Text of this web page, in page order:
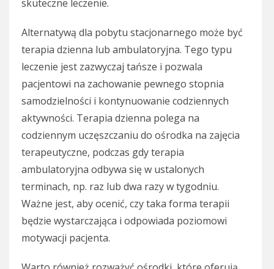
skuteczne leczenie.
Alternatywą dla pobytu stacjonarnego może być
terapia dzienna lub ambulatoryjna. Tego typu
leczenie jest zazwyczaj tańsze i pozwala
pacjentowi na zachowanie pewnego stopnia
samodzielności i kontynuowanie codziennych
aktywności. Terapia dzienna polega na
codziennym uczęszczaniu do ośrodka na zajęcia
terapeutyczne, podczas gdy terapia
ambulatoryjna odbywa się w ustalonych
terminach, np. raz lub dwa razy w tygodniu.
Ważne jest, aby ocenić, czy taka forma terapii
będzie wystarczająca i odpowiada poziomowi
motywacji pacjenta.